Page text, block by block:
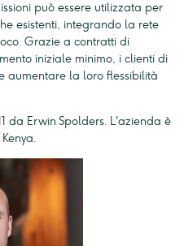
può essere utilizzata per
esistenti, integrando la rete
Grazie a contratti di
iniziale minimo, i clienti di
aumentare la loro flessibilità
da Erwin Spolders. L'azienda è